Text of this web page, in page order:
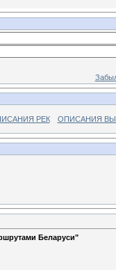
РЕК ОПИСАНИЯ
Беларуси"